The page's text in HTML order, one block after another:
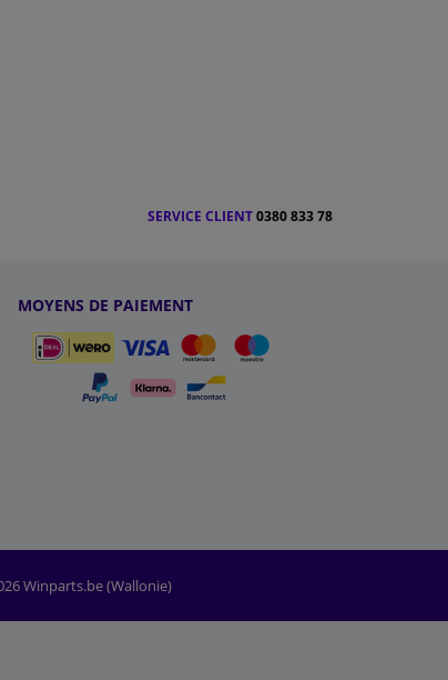
SERVICE CLIENT0380 833 78
MOYENS DE PAIEMENT
Winparts.be (Wallonie)